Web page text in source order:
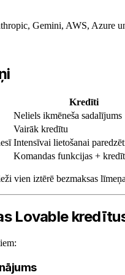
Gemini, AWS, Azure
Kredīti
Neliels ikmēneša sadalījums
Vairāk kredītu
Intensīvai lietošanai
Komandas funkcijas +
vien iztērē bezmaksas
Lovable